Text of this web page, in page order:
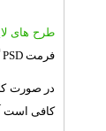
طرح های
فرمت PSD گردیده است.
کافی است